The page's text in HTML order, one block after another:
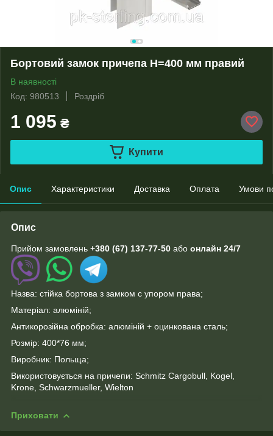
Бортовий замок причепа H=400 мм правий
В наявності
Код: 980513
Роздріб
1 095 ₴
Купити
Опис Характеристики Доставка Оплата Умови
Опис
Прийом замовлень +380 (67) 137-77-50 або онлайн 24/7
Назва: стійка бортова з замком c упором права;
Матеріал: алюміній;
Антикорозійна обробка: алюміній + оцинкована сталь;
Розмір: 400*76 мм;
Виробник: Польща;
Використовується на причепи: Schmitz Cargobull, Kogel,
Krone, Schwarzmueller, Wielton
Приховати